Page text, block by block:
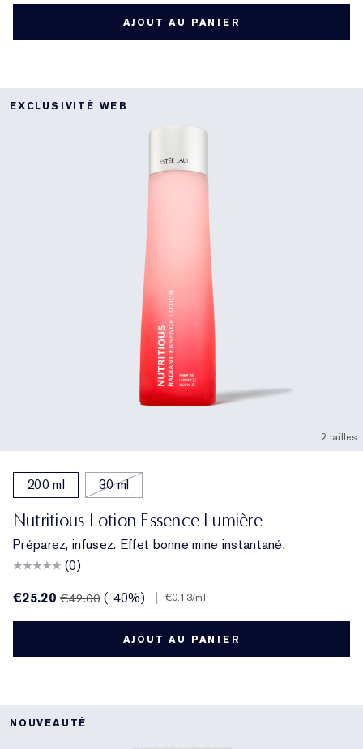
AJOUT AU PANIER
EXCLUSIVITÉ WEB
2 tailles
200 ml 30 ml
Nutritious Lotion Essence Lumière
Préparez, infusez. Effet bonne mine instantané.
(0)
€25.20€42.00 (-40%) €0.13/ml
AJOUT AU PANIER
NOUVEAUTÉ